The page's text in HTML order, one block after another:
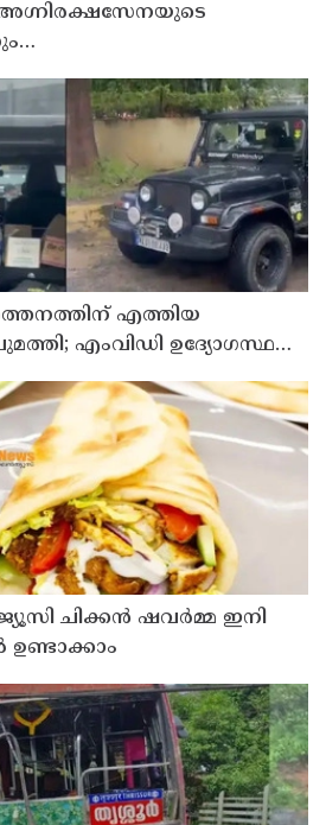
64.21 കോടി രൂപ
എത്തിയ
എംവിഡി ഉദ്യോഗസ്ഥന്
ചിക്കൻ ഷവർമ്മ ഇനി
ഉണ്ടാക്കാം